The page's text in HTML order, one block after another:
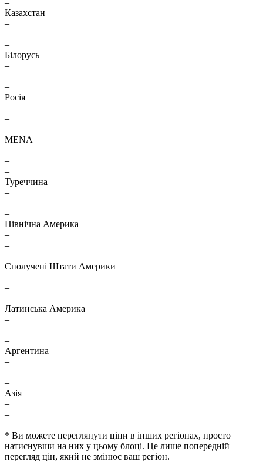
–
Казахстан
–
–
–
Білорусь
–
–
–
Росія
–
–
–
MENA
–
–
–
Туреччина
–
–
–
Північна Америка
–
–
–
Сполучені Штати Америки
–
–
–
Латинська Америка
–
–
–
Аргентина
–
–
–
Азія
–
–
–
* Ви можете переглянути ціни в інших регіонах, просто
натиснувши на них у цьому блоці. Це лише попередній
перегляд цін, який не змінює ваш регіон.